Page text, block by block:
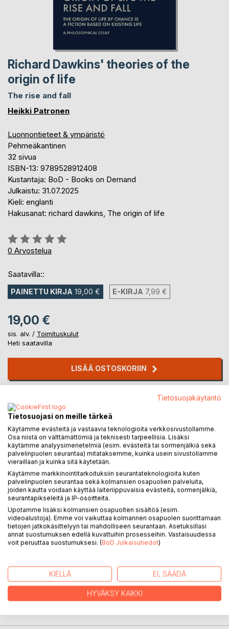
Richard Dawkins' theories of the
origin of life
The rise and fall
Heikki Patronen
Luonnontieteet & ympäristö
Pehmeäkantinen
32 sivua
ISBN-13: 9789528912408
Kustantaja: BoD - Books on Demand
Julkaistu: 31.07.2025
Kieli: englanti
Hakusanat: richard dawkins, The origin of life
Arvostelu::
0%
0 Arvostelua
Saatavilla::
PAINETTU KIRJA 19,00 € E-KIRJA 7,99 €
19,00 €
sis. alv. / Toimituskulut
Heti saatavilla
LISÄÄ OSTOSKORIIN
Arvostele tuote
KUVAUS
The Origin pf Life by chance is a fiction based on existing
life.
LEHDISTÖARVOSTELUT
Tietosuojakäytäntö
Tietosuojasi on meille tärkeä
Käytämme evästeitä ja vastaavia teknologioita verkkosivustollamme.
Osa niistä on välttämättömiä ja teknisesti tarpeellisia. Lisäksi
käytämme analyysimenetelmiä (esim. evästeitä tai sormenjälkiä sekä
palvelinpuolen seurantaa) mitataksemme, kuinka usein sivustollamme
vieraillaan ja kuinka sitä käytetään.
Käytämme markkinointitarkoituksiin seurantateknologioita kuten
palvelinpuolen seurantaa sekä kolmansien osapuolien palveluita,
joiden kautta voidaan käyttää laiteriippuvaisia evästeitä, sormenjälkiä,
seurantapikseleitä ja IP-osoitteita.
Upotamme lisäksi kolmansien osapuolten sisältöä (esim.
videoalustoja). Emme voi vaikuttaa kolmannen osapuolen suorittamaan
tietojen jatkokäsittelyyn tai mahdolliseen seurantaan. Asetuksillasi
annat suostumuksen edellä kuvattuihin prosesseihin. Vastaisuudessa
voit peruuttaa suostumuksesi. (BoD Julkaisutiedot)
KIELLÄ EI, SÄÄDÄ
HYVÄKSY KAIKKI